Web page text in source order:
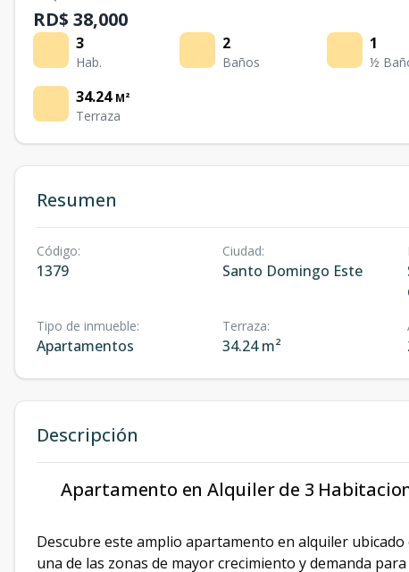
RD$ 38,000
3
Hab.
2
Baños
1
½
34.24 M²
Terraza
Resumen
Código:
1379
Ciudad:
Santo Domingo Este
Tipo de inmueble:
Apartamentos
Terraza:
34.24 m²
Descripción
Apartamento en Alquiler de 3
Descubre este amplio apartamento en alquiler
una de las zonas de mayor crecimiento y demanda